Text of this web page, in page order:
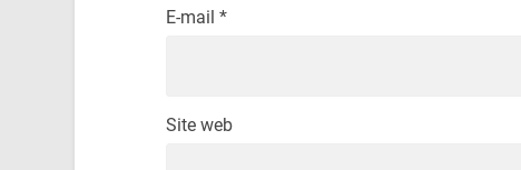
E-mail *
Site web